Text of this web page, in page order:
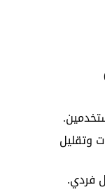
وتقليل
فردي.